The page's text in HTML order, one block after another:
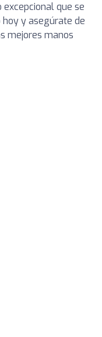
que se
y asegúrate de
mejores manos